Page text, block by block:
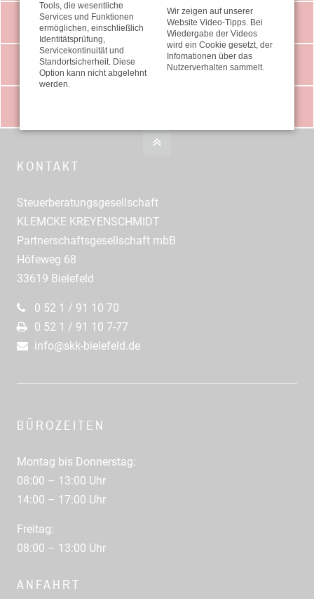
STEUER-NEWS
LEISTUNGEN
KONTAKT
Steuerberatungsgesellschaft
KLEMCKE KREYENSCHMIDT
Partnerschaftsgesellschaft mbB
Höfeweg 68
33619 Bielefeld
0 52 1 / 91 10 70
0 52 1 / 91 10 7-77
info@skk-bielefeld.de
BÜROZEITEN
Montag bis Donnerstag:
08:00 – 13:00 Uhr
14:00 – 17:00 Uhr
Freitag:
08:00 – 13:00 Uhr
ANFAHRT
Tools, die wesentliche
Services und Funktionen
ermöglichen, einschließlich
Identitätsprüfung,
Servicekontinuität und
Standortsicherheit. Diese
Option kann nicht abgelehnt
werden.
Wir zeigen auf unserer
Website Video-Tipps. Bei
Wiedergabe der Videos
wird ein Cookie gesetzt, der
Infomationen über das
Nutzerverhalten sammelt.